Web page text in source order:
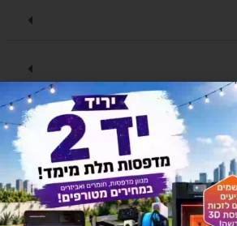
על המוצר?
יחזרו אליך בהקדם!